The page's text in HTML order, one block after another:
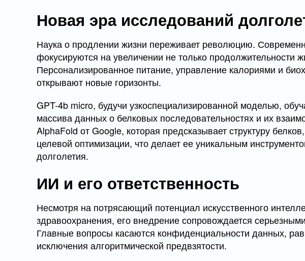
Новая эра исследований
Наука о продлении жизни переживает революцию.
фокусируются на увеличении не только продолжительности
Персонализированное питание, управление калориями и
открывают новые горизонты.
GPT-4b micro, будучи узкоспециализированной моделью,
массива данных о белковых последовательностях и их
AlphaFold от Google, которая предсказывает структуру
целевой оптимизации, что делает ее уникальным
долголетия.
ИИ и его ответственность
Несмотря на потрясающий потенциал искусственного
здравоохранения, его внедрение сопровождается
Главные вопросы касаются конфиденциальности данных,
исключения алгоритмической предвзятости.